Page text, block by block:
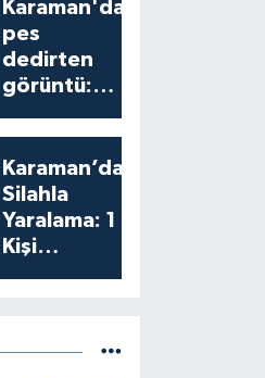
Karaman'da
pes
dedirten
görüntü:
yumruklayıp
yediler,
artıklarını
kamelyada
bıraktılar
Karaman’da
Silahla
Yaralama: 1
Kişi